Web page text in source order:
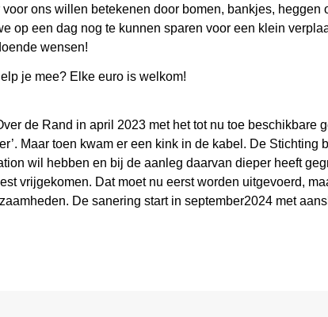
ons willen betekenen door bomen, bankjes, heggen
op een dag nog te kunnen sparen voor een klein
wensen!
je mee? Elke euro is welkom!
de Rand in april 2023 met het tot nu toe beschikbare
Maar toen kwam er een kink in de kabel. De Stichting
wil hebben en bij de aanleg daarvan dieper heeft
vrijgekomen. Dat moet nu eerst worden uitgevoerd,
De sanering start in september2024 met